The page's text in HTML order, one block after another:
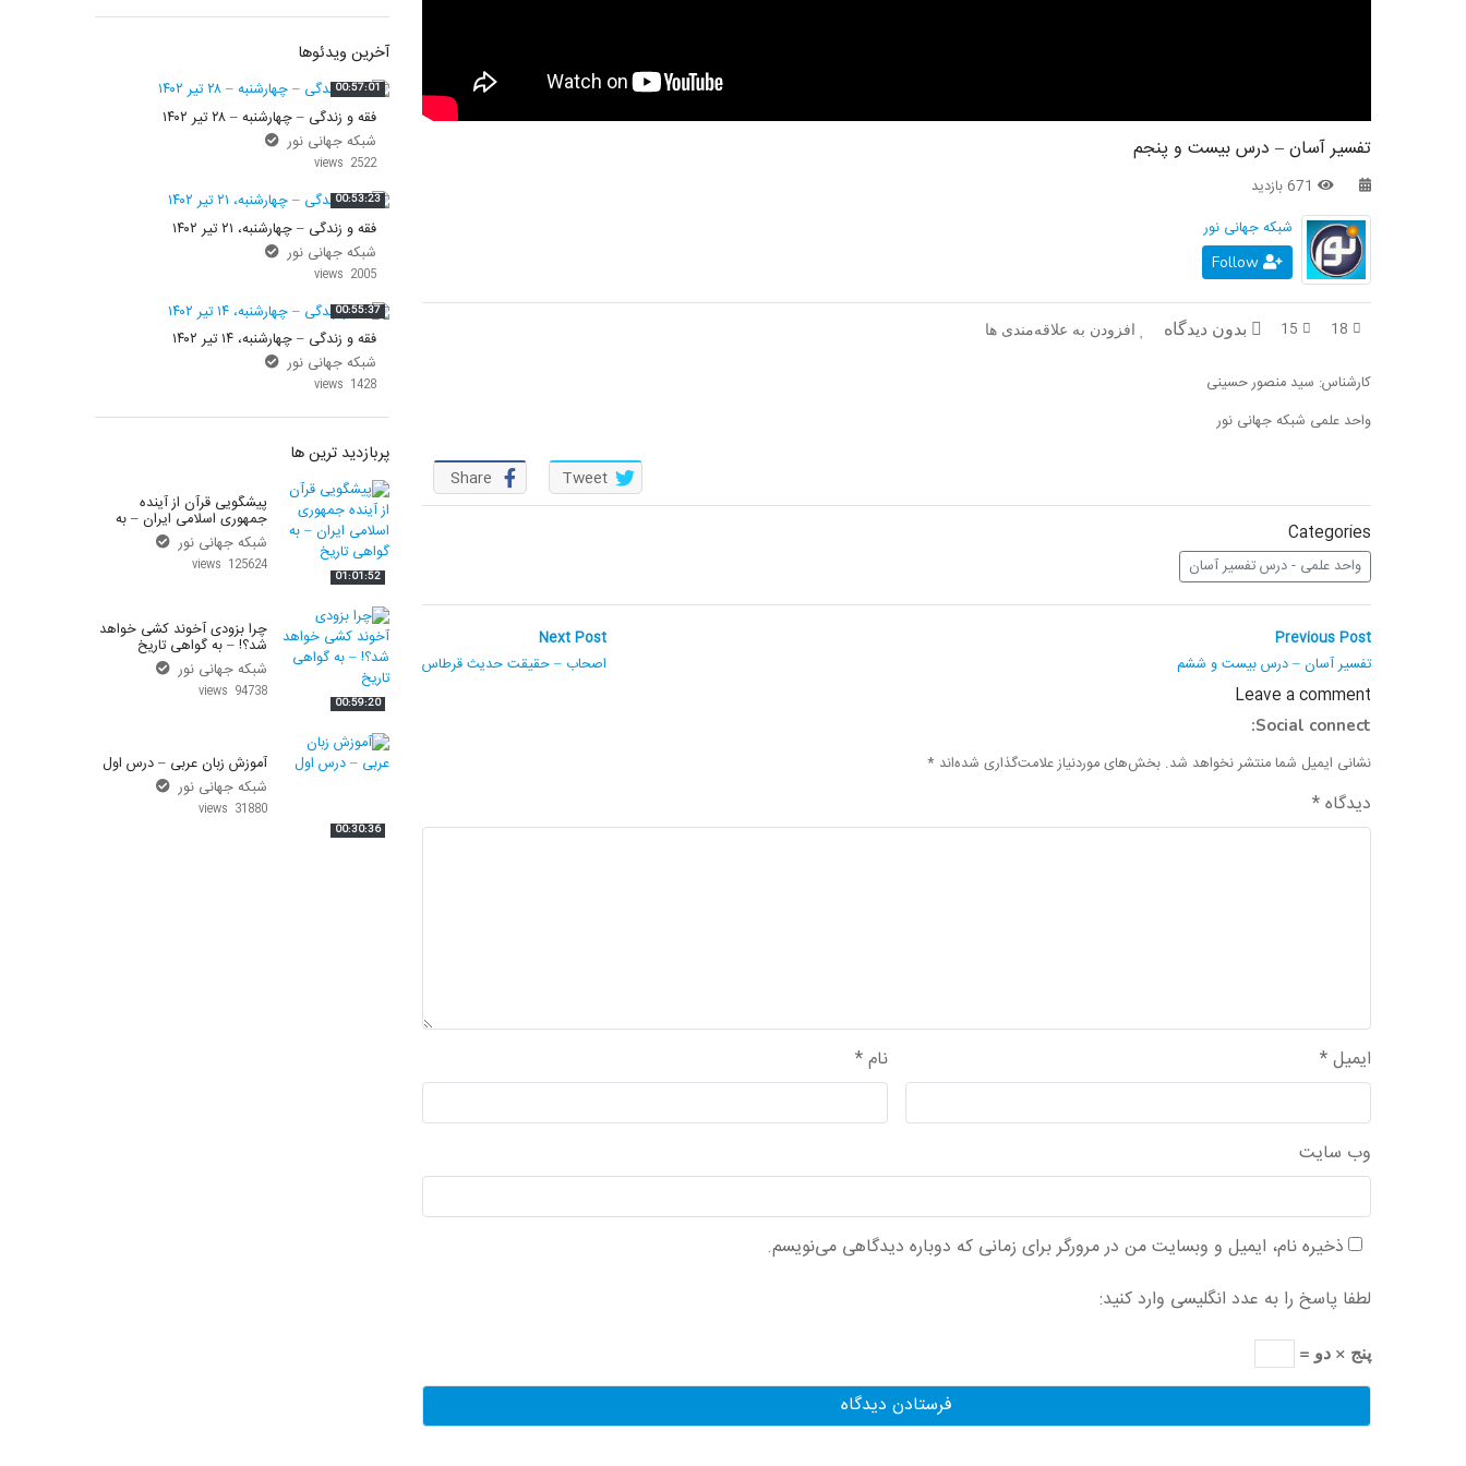
بازخوانی تاریخ
اسماء الحسنی
سر دبیر
برهان قاطع
کافه نور
تدبر در قرآن
دیالوگ
در پرتو قرآن
دریچه
روزنه
مال حلال
مدینه منوره
نردبان آسمان
آموزش نور
واحد علمی – درس تفسیر آسان
واحد علمی – درس صحیح بخاری
واحد علمی – فقه السنه
تفسیر آسان – درس بیست و پنجم
671 بازدید
شبکه جهانی نور
18
15 بدون دیدگاه افزودن به علاقه‌مندی ها
کارشناس: سید منصور حسینی
واحد علمی شبکه جهانی نور
Share Tweet
Categories
واحد علمی - درس تفسیر آسان
راهبری
نوشته
Previous Post
Previous
تفسیر آسان – درس بیست و ششم
Next Post
Next
اصحاب – حقیقت حدیث قرطاس
Leave a comment
Social connect:
نشانی ایمیل شما منتشر نخواهد شد. بخش‌های موردنیاز علامت‌گذاری شده‌اند *
دیدگاه*
نام* ایمیل*
وب‌ سایت
ذخیره نام، ایمیل و وبسایت من در مرورگر برای زمانی که دوباره دیدگاهی می‌نویسم.
لطفا پاسخ را به عدد انگلیسی وارد کنید:
پنج × دو =
آخرین ویدئوها
00:57:01
فقه و زندگی – چهارشنبه – ۲۸ تیر ۱۴۰۲
شبکه جهانی نور
2522 views
00:53:23
فقه و زندگی – چهارشنبه، ۲۱ تیر ۱۴۰۲
شبکه جهانی نور
2005 views
00:55:37
فقه و زندگی – چهارشنبه، ۱۴ تیر ۱۴۰۲
شبکه جهانی نور
1428 views
پربازدید ترین ها
01:01:52
پیشگویی قرآن از آینده
جمهوری اسلامی ایران – به
گواهی تاریخ
شبکه جهانی نور
125624 views
00:59:20
چرا بزودی آخوند کشی خواهد
شد؟! – به گواهی تاریخ
شبکه جهانی نور
94738 views
00:30:36
آموزش زبان عربی – درس اول
شبکه جهانی نور
31880 views